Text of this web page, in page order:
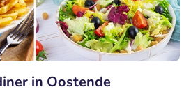
in Oostende